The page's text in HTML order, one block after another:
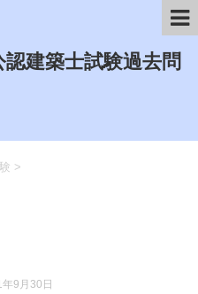
建築士試験過去問
>
9月30日